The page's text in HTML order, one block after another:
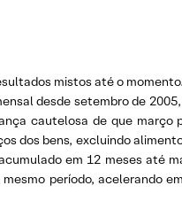
mistos até o
desde setembro de
cautelosa de que
dos bens, excluindo
em 12 meses até
período, acelerando